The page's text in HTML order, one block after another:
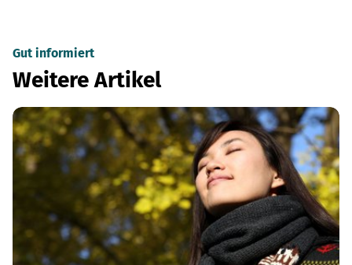
Gut informiert
Weitere Artikel